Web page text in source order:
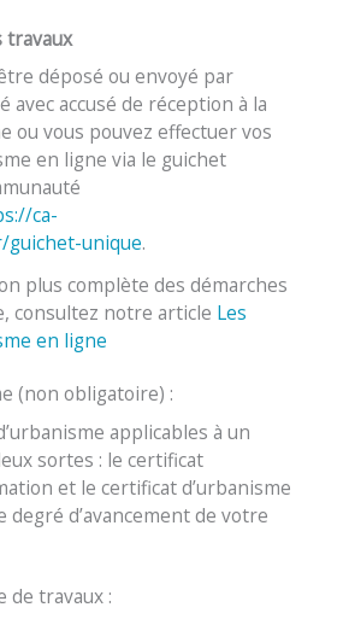
travaux
déposé ou envoyé par
avec accusé de réception à la
ou vous pouvez effectuer vos
en ligne via le guichet
ca-
guichet-unique.
plus complète des démarches
consultez notre article Les
en ligne
(non obligatoire) :
applicables à un
sortes : le certificat
et le certificat d’urbanisme
d’avancement de votre
de travaux :